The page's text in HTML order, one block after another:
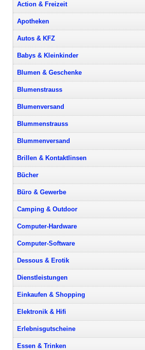
Action & Freizeit
Apotheken
Autos & KFZ
Babys & Kleinkinder
Blumen & Geschenke
Blumenstrauss
Blumenversand
Blummenstrauss
Blummenversand
Brillen & Kontaktlinsen
Bücher
Büro & Gewerbe
Camping & Outdoor
Computer-Hardware
Computer-Software
Dessous & Erotik
Dienstleistungen
Einkaufen & Shopping
Elektronik & Hifi
Erlebnisgutscheine
Essen & Trinken